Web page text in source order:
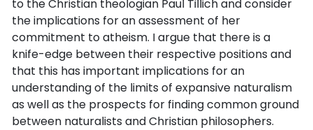
to the Christian theologian Paul Tillich and consider
the implications for an assessment of her
commitment to atheism. I argue that there is a
knife-edge between their respective positions and
that this has important implications for an
understanding of the limits of expansive naturalism
as well as the prospects for finding common ground
between naturalists and Christian philosophers.